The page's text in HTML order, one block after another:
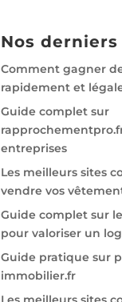
Nos
Comment gagner
rapidement et
Guide complet sur
entreprises
Les meilleurs sites
vendre vos
Guide complet sur
pour valoriser un
Guide pratique sur
immobilier.fr